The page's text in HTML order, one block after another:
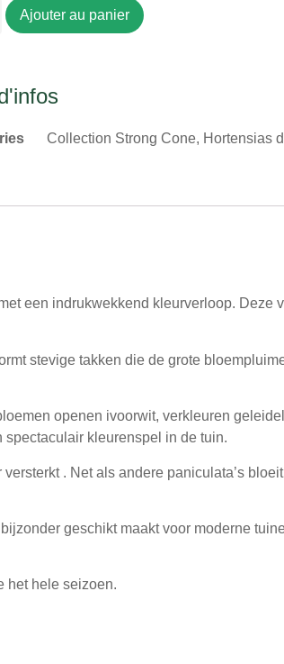
Ajouter au panier
Collection Strong Cone, Hortensias
een indrukwekkend kleurverloop. Deze
stevige takken die de grote
openen ivoorwit, verkleuren
kleurenspel in de tuin.
. Net als andere paniculata’s
geschikt maakt voor moderne
het hele seizoen.